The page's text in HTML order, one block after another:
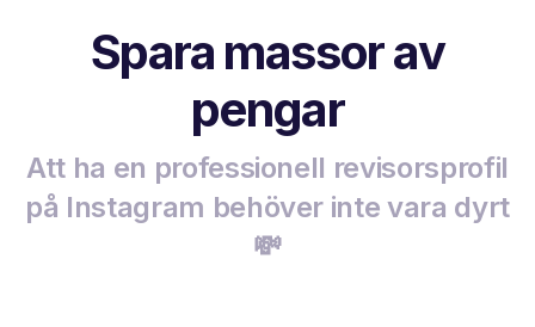
Spara massor av
pengar
Att ha en professionell revisorsprofil
på Instagram behöver inte vara dyrt
💸